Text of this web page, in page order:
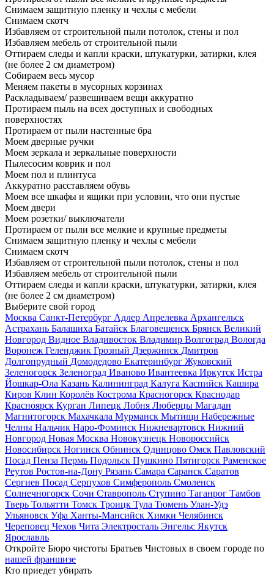
Снимаем защитную пленку и чехлы с мебели
Снимаем скотч
Избавляем от строительной пыли потолок, стены и пол
Избавляем мебель от строительной пыли
Оттираем следы и капли краски, штукатурки, затирки, клея
(не более 2 см диаметром)
Собираем весь мусор
Меняем пакеты в мусорных корзинах
Раскладываем/ развешиваем вещи аккуратно
Протираем пыль на всех доступных и свободных
поверхностях
Протираем от пыли настенные бра
Моем дверные ручки
Моем зеркала и зеркальные поверхности
Пылесосим коврик и пол
Моем пол и плинтуса
Аккуратно расставляем обувь
Моем все шкафы и ящики при условии, что они пустые
Моем двери
Моем розетки/ выключатели
Протираем от пыли все мелкие и крупные предметы
Снимаем защитную пленку и чехлы с мебели
Снимаем скотч
Избавляем от строительной пыли потолок, стены и пол
Избавляем мебель от строительной пыли
Оттираем следы и капли краски, штукатурки, затирки, клея
(не более 2 см диаметром)
Выберите свой город
Москва Санкт-Петербург Адлер Апрелевка Архангельск
Астрахань Балашиха Батайск Благовещенск Брянск Великий
Новгород Видное Владивосток Владимир Волгоград Вологда
Воронеж Геленджик Грозный Дзержинск Дмитров
Долгопрудный Домодедово Екатеринбург Жуковский
Зеленогорск Зеленоград Иваново Ивантеевка Иркутск Истра
Йошкар-Ола Казань Калининград Калуга Каспийск Кашира
Киров Клин Королёв Кострома Красногорск Краснодар
Красноярск Курган Липецк Лобня Люберцы Магадан
Магнитогорск Махачкала Мурманск Мытищи Набережные
Челны Нальчик Наро-Фоминск Нижневартовск Нижний
Новгород Новая Москва Новокузнецк Новороссийск
Новосибирск Ногинск Обнинск Одинцово Омск Павловский
Посад Пенза Пермь Подольск Пушкино Пятигорск Раменское
Реутов Ростов-на-Дону Рязань Самара Саранск Саратов
Сергиев Посад Серпухов Симферополь Смоленск
Солнечногорск Сочи Ставрополь Ступино Таганрог Тамбов
Тверь Тольятти Томск Троицк Тула Тюмень Улан-Удэ
Ульяновск Уфа Ханты-Мансийск Химки Челябинск
Череповец Чехов Чита Электросталь Энгельс Якутск
Ярославль
Откройте Бюро чистоты Братьев Чистовых в своем городе по
нашей франшизе
Кто приедет убирать